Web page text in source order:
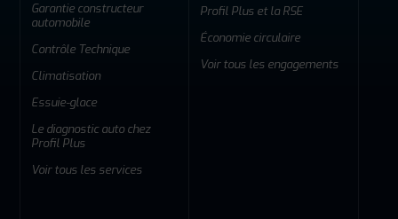
Garantie constructeur
automobile
Contrôle Technique
Climatisation
Essuie-glace
Le diagnostic auto chez
Profil Plus
Voir tous les services
Profil Plus et la RSE
Économie circulaire
Voir tous les engagements